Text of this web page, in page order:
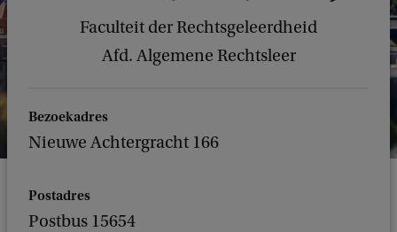
Faculteit der Rechtsgeleerdheid
Afd. Algemene Rechtsleer
Bezoekadres
Nieuwe Achtergracht 166
Postadres
Postbus 15654